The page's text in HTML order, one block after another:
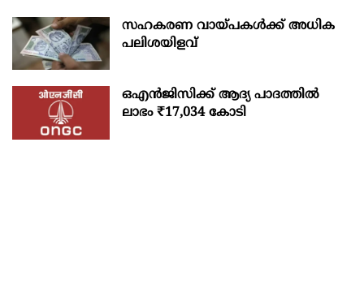
സഹകരണ വായ്പകള്‍ക്ക് അധിക
പലിശയിളവ്
ഒഎന്‍ജിസിക്ക് ആദ്യ പാദത്തില്‍
ലാഭം ₹17,034 കോടി